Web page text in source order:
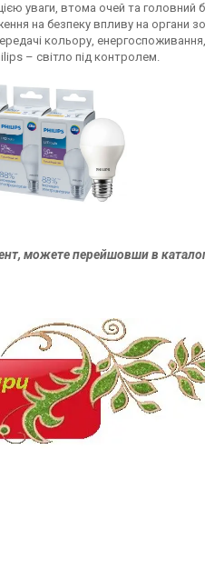
уваги, втома очей та головний
на безпеку впливу на органи
кольору,
– світло під контролем.
можете перейшовши в